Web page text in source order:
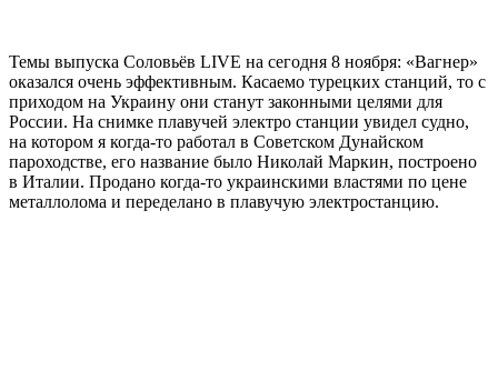
Темы выпуска Соловьёв LIVE на сегодня 8 ноября: «Вагнер»
оказался очень эффективным. Касаемо турецких станций, то с
приходом на Украину они станут законными целями для
России. На снимке плавучей электро станции увидел судно,
на котором я когда-то работал в Советском Дунайском
пароходстве, его название было Николай Маркин, построено
в Италии. Продано когда-то украинскими властями по цене
металлолома и переделано в плавучую электростанцию.